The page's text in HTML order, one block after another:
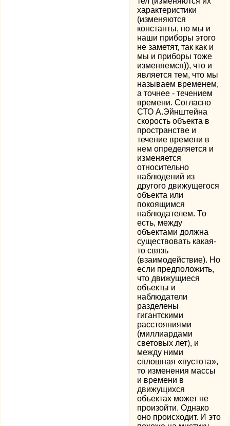
характеристики
(изменяются
константы, но мы и
наши приборы этого
не заметят, так как и
мы и приборы тоже
изменяемся)), что и
является тем, что мы
называем временем,
а точнее - течением
времени. Согласно
СТО А.Эйнштейна
скорость объекта в
пространстве и
течение времени в
нем определяется и
изменяется
относительно
наблюдений из
другого движущегося
объекта или
покоящимся
наблюдателем. То
есть, между
объектами должна
существовать какая-
то связь
(взаимодействие). Но
если предположить,
что движущиеся
объекты и
наблюдатели
разделены
гигантскими
расстояниями
(миллиардами
световых лет), и
между ними
сплошная «пустота»,
то изменения массы
и времени в
движущихся
объектах может не
произойти. Однако
оно происходит. И это